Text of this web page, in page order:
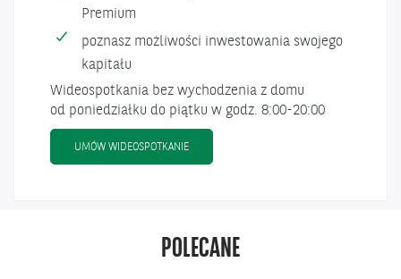
Premium
poznasz możliwości inwestowania swojego
kapitału
Wideospotkania bez wychodzenia z domu
od poniedziałku do piątku w godz. 8:00-20:00
UMÓW WIDEOSPOTKANIEUMÓW WIDEOSPOTKANIE Z EKSPERTEM
POLECANE